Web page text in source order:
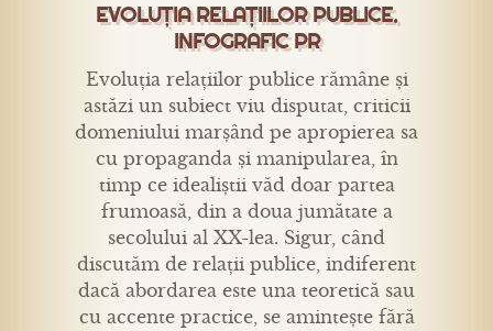
EVOLUȚIA RELAȚIILOR PUBLICE.
INFOGRAFIC PR
Evoluția relațiilor publice rămâne și
astăzi un subiect viu disputat, criticii
domeniului marșând pe apropierea sa
cu propaganda și manipularea, în
timp ce idealiștii văd doar partea
frumoasă, din a doua jumătate a
secolului al XX-lea. Sigur, când
discutăm de relații publice, indiferent
dacă abordarea este una teoretică sau
cu accente practice, se amintește fără